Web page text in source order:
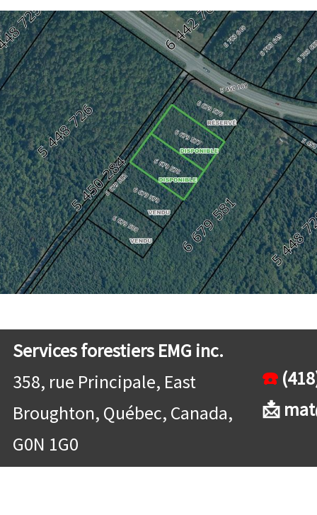
Services forestiers EMG inc.
358, rue Principale, East
Broughton, Québec, Canada,
G0N 1G0
☎️
📩